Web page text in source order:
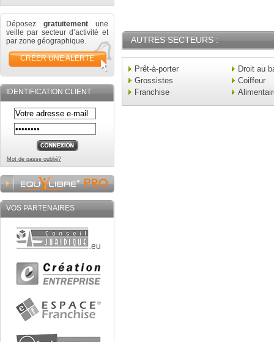
Déposez gratuitement une
veille par secteur d’activité et
par zone géographique.
CRÉER UNE ALERTE
IDENTIFICATION CLIENT
Mot de passe oublié?
VOS PARTENAIRES
AUTRES SECTEURS :
Prêt-à-porter
Grossistes
Franchise
Droit au
Coiffeur